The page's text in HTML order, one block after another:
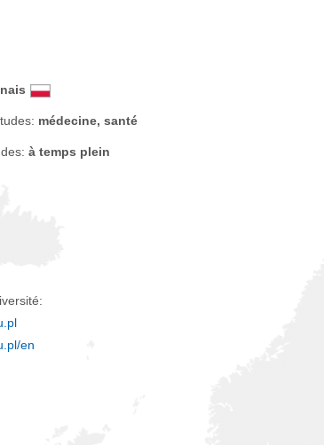
médecine, santé
à temps plein
en